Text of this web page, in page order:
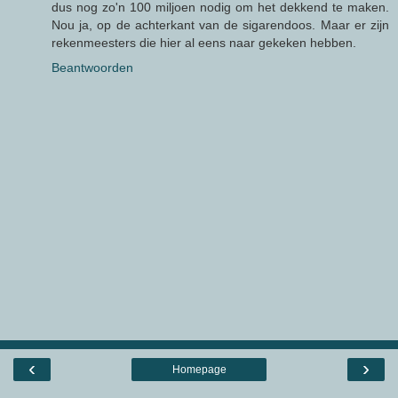
dus nog zo'n 100 miljoen nodig om het dekkend te maken.
Nou ja, op de achterkant van de sigarendoos. Maar er zijn
rekenmeesters die hier al eens naar gekeken hebben.
Beantwoorden
‹ ›
Homepage